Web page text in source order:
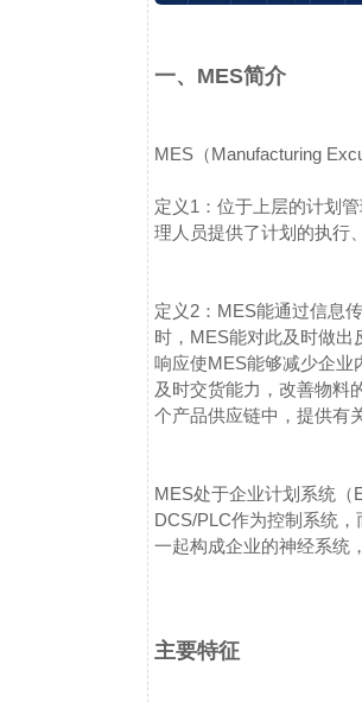
一、MES简介
MES（Manufacturing
定义1：位于上层的计划
理人员提供了计划的执行
定义2：MES能通过信息
时，MES能对此及时做出
响应使MES能够减少企业
及时交货能力，改善物料
个产品供应链中，提供有
MES处于企业计划系统
DCS/PLC作为控制系统
一起构成企业的神经系统
主要特征